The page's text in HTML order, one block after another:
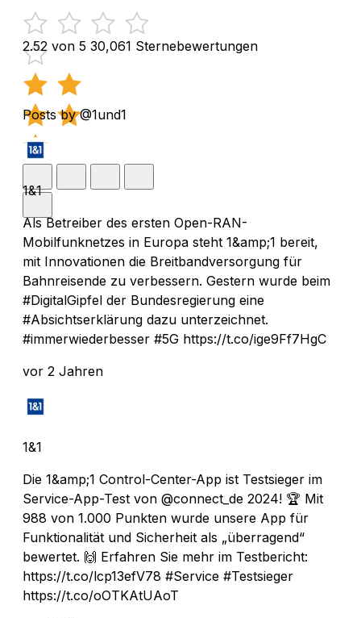
2.52 von 5 30,061 Sternebewertungen
Posts by @1und1
1&1
Als Betreiber des ersten Open-RAN-
Mobilfunknetzes in Europa steht 1&amp;1 bereit,
mit Innovationen die Breitbandversorgung für
Bahnreisende zu verbessern. Gestern wurde beim
#DigitalGipfel der Bundesregierung eine
#Absichtserklärung dazu unterzeichnet.
#immerwiederbesser #5G https://t.co/ige9Ff7HgC
vor 2 Jahren
1&1
Die 1&amp;1 Control-Center-App ist Testsieger im
Service-App-Test von @connect_de 2024! 🏆 Mit
988 von 1.000 Punkten wurde unsere App für
Funktionalität und Sicherheit als „überragend“
bewertet. 🙌 Erfahren Sie mehr im Testbericht:
https://t.co/lcp13efV78 #Service #Testsieger
https://t.co/oOTKAtUAoT